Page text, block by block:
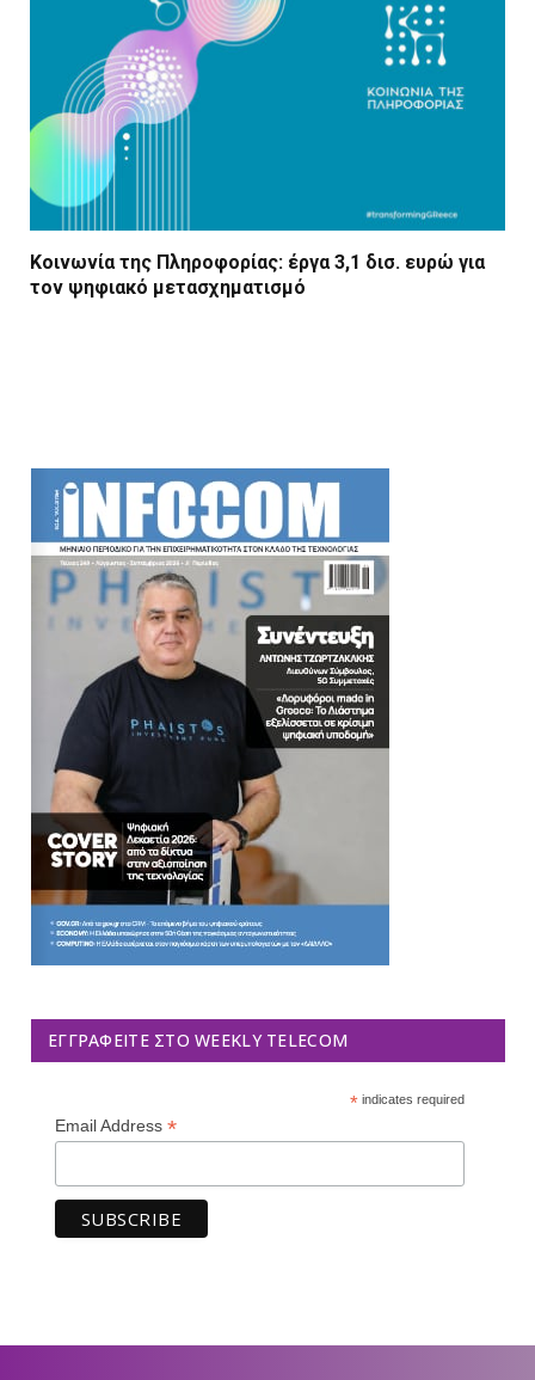
Κοινωνία της Πληροφορίας: έργα 3,1 δισ. ευρώ για
τον ψηφιακό μετασχηματισμό
ΕΓΓΡΑΦΕΊΤΕ ΣΤΟ WEEKLY TELECOM
*indicates required
Email Address *